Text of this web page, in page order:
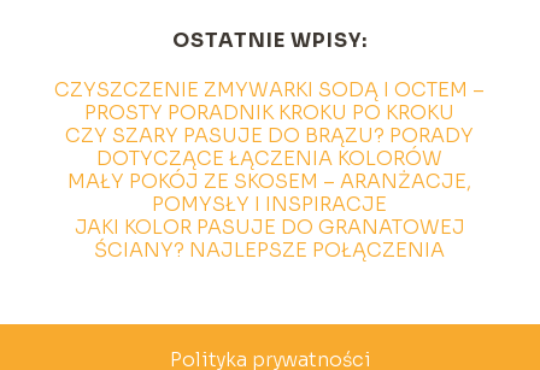
OSTATNIE WPISY:
CZYSZCZENIE ZMYWARKI SODĄ I OCTEM –
PROSTY PORADNIK KROKU PO KROKU
CZY SZARY PASUJE DO BRĄZU? PORADY
DOTYCZĄCE ŁĄCZENIA KOLORÓW
MAŁY POKÓJ ZE SKOSEM – ARANŻACJE,
POMYSŁY I INSPIRACJE
JAKI KOLOR PASUJE DO GRANATOWEJ
ŚCIANY? NAJLEPSZE POŁĄCZENIA
Polityka prywatności